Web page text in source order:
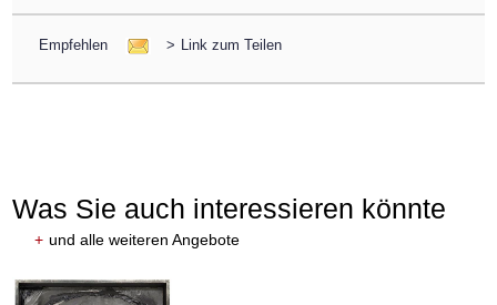
Empfehlen > Link zum Teilen
Was Sie auch interessieren könnte
+ und alle weiteren Angebote